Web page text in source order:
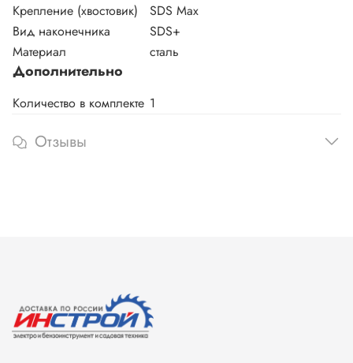
Крепление (хвостовик)
SDS Max
Вид наконечника
SDS+
Материал
сталь
Дополнительно
Количество в комплекте 1
Отзывы